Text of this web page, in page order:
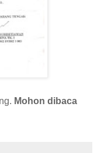
Mohon dibaca